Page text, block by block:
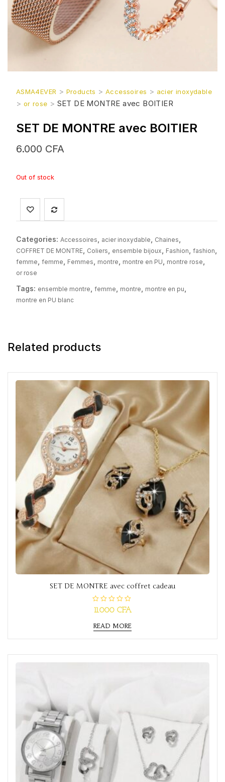
ASMA4EVER > Products > Accessoires > acier inoxydable
> or rose > SET DE MONTRE avec BOITIER
SET DE MONTRE avec BOITIER
6.000 CFA
Out of stock
Categories: Accessoires, acier inoxydable, Chaines,
COFFRET DE MONTRE, Coliers, ensemble bijoux, Fashion, fashion,
femme, femme, Femmes, montre, montre en PU, montre rose,
or rose
Tags: ensemble montre, femme, montre, montre en pu,
montre en PU blanc
Related products
SET DE MONTRE avec coffret cadeau
R
a
e
d
0
t
o
11.000 CFA
READ MORE